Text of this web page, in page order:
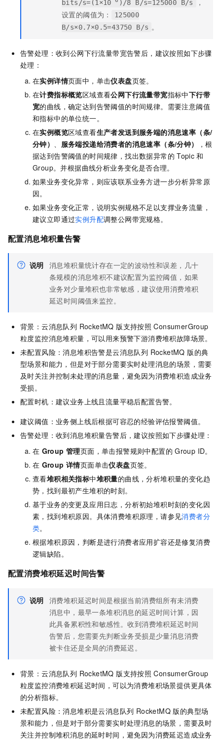
bits/s=(1×10 )/8 B/s=125000 B/s
设置的阈值为：
125000
B/s×0.7×0.5=43750 B/s 。
告警处理：收到公网下行流量带宽告警后，建议按照如下步骤
处理：
在实例详情页面中，单击仪表盘页签。
在计费指标概览区域查看公网下行流量带宽指标中下行带
宽的曲线，确定达到告警阈值的时间规律。需要注意阈值
和指标中的单位统一。
在实例概览区域查看生产者发送到服务端的消息速率（条/
分钟）
服务端投递给消费者的消息速率（条/分钟）
，根
据达到告警阈值的时间规律，找出数据异常的 Topic 和
Group。并根据曲线分析业务变化是否合理。
如果业务变化异常，则应该联系业务方进一步分析异常原
因。
如果业务变化正常，说明实例规格不足以支撑业务流量，
建议立即通过实例升配调整公网带宽规格。
配置消息堆积量告警
说明 消息堆积量统计存在一定的波动性和误差，几十
条规模的消息堆积不建议配置为监控阈值，如果
业务对少量堆积也非常敏感，建议使用消费堆积
延迟时间阈值来监控。
背景：云消息队列 RocketMQ 版支持按照 ConsumerGroup
粒度监控消息堆积量，可以用来预警下游消费堆积故障场景。
未配置风险：消息堆积告警是云消息队列 RocketMQ 版的典
型场景和能力，但是对于部分需要实时处理消息的场景，需要
及时关注并控制未处理的消息量，避免因为消费堆积造成业务
受损。
配置时机：建议业务上线且流量平稳后配置告警。
建议阈值：业务侧上线后根据可容忍的经验评估报警阈值。
告警处理：收到消息堆积量告警后，建议按照如下步骤处理：
在 Group 管理页面，单击报警规则中配置的 Group ID。
在 Group 详情页面单击仪表盘页签。
查看堆积相关指标中堆积量的曲线，分析堆积量的变化趋
势，找到最初产生堆积的时刻。
基于业务的变更及应用日志，分析初始堆积时刻的变化因
素，找到堆积原因。具体消费堆积原理，请参见消费者分
类。
根据堆积原因，判断是进行消费者应用扩容还是修复消费
逻辑缺陷。
配置消费堆积延迟时间告警
说明 消费堆积延迟时间是根据当前消费组所有未消费
消息中，最早一条堆积消息的延迟时间计算，因
此具备累积性和敏感性。收到消费堆积延迟时间
告警后，您需要先判断业务受损是少量消息消费
被卡住还是全局的消费延迟。
背景：云消息队列 RocketMQ 版支持按照 ConsumerGroup
粒度监控消费堆积延迟时间，可以为消费堆积场景提供更具体
的分析指标。
未配置风险：消息堆积是云消息队列 RocketMQ 版的典型场
景和能力，但是对于部分需要实时处理消息的场景，需要及时
关注并控制堆积消息的延时时间，避免因为消费延迟造成业务